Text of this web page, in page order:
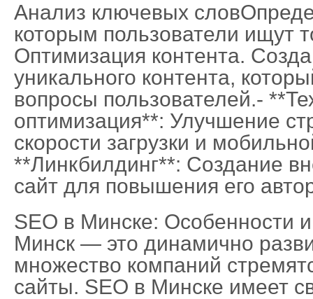
Анализ ключевых
которым пользователи ищут
Оптимизация контента.
уникального контента,
вопросы пользователей.-
оптимизация**: Улучшение
скорости загрузки и
**Линкбилдинг**: Создание
сайт для повышения его
SEO в Минске: Особенности
Минск — это динамично
множество компаний
сайты. SEO в Минске имеет